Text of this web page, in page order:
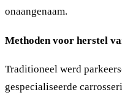
onaangenaam.
Methoden voor herstel
Traditioneel werd
gespecialiseerde